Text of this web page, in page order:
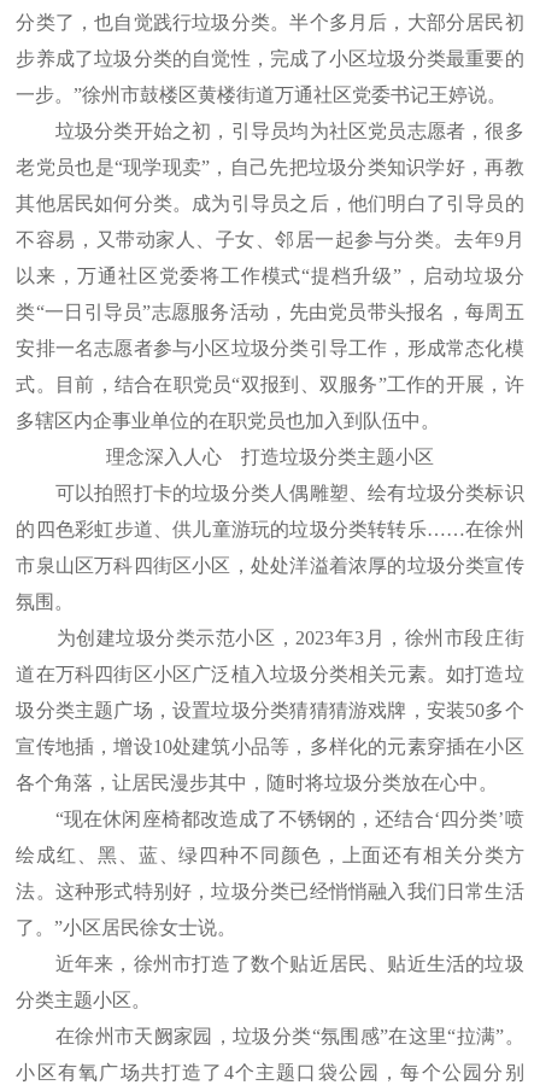
分类了，也自觉践行垃圾分类。半个多月后，大部分居民初
步养成了垃圾分类的自觉性，完成了小区垃圾分类最重要的
一步。”徐州市鼓楼区黄楼街道万通社区党委书记王婷说。
垃圾分类开始之初，引导员均为社区党员志愿者，很多
老党员也是“现学现卖”，自己先把垃圾分类知识学好，再教
其他居民如何分类。成为引导员之后，他们明白了引导员的
不容易，又带动家人、子女、邻居一起参与分类。去年9月
以来，万通社区党委将工作模式“提档升级”，启动垃圾分
类“一日引导员”志愿服务活动，先由党员带头报名，每周五
安排一名志愿者参与小区垃圾分类引导工作，形成常态化模
式。目前，结合在职党员“双报到、双服务”工作的开展，许
多辖区内企事业单位的在职党员也加入到队伍中。
理念深入人心 打造垃圾分类主题小区
可以拍照打卡的垃圾分类人偶雕塑、绘有垃圾分类标识
的四色彩虹步道、供儿童游玩的垃圾分类转转乐……在徐州
市泉山区万科四街区小区，处处洋溢着浓厚的垃圾分类宣传
氛围。
为创建垃圾分类示范小区，2023年3月，徐州市段庄街
道在万科四街区小区广泛植入垃圾分类相关元素。如打造垃
圾分类主题广场，设置垃圾分类猜猜猜游戏牌，安装50多个
宣传地插，增设10处建筑小品等，多样化的元素穿插在小区
各个角落，让居民漫步其中，随时将垃圾分类放在心中。
“现在休闲座椅都改造成了不锈钢的，还结合‘四分类’喷
绘成红、黑、蓝、绿四种不同颜色，上面还有相关分类方
法。这种形式特别好，垃圾分类已经悄悄融入我们日常生活
了。”小区居民徐女士说。
近年来，徐州市打造了数个贴近居民、贴近生活的垃圾
分类主题小区。
在徐州市天阙家园，垃圾分类“氛围感”在这里“拉满”。
小区有氧广场共打造了4个主题口袋公园，每个公园分别